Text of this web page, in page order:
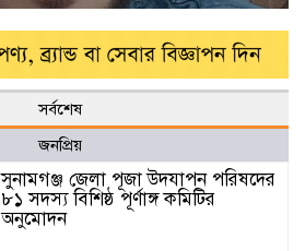
সর্বশেষ
জনপ্রিয়
সুনামগঞ্জ জেলা পূজা উদযাপন পরিষদের
৮১ সদস্য বিশিষ্ঠ পূর্ণাঙ্গ কমিটির
অনুমোদন